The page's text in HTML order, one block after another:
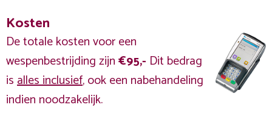
Kosten
De totale kosten voor een
wespenbestrijding zijn€95,- Dit bedrag
isalles inclusief, ook een nabehandeling
indien noodzakelijk.